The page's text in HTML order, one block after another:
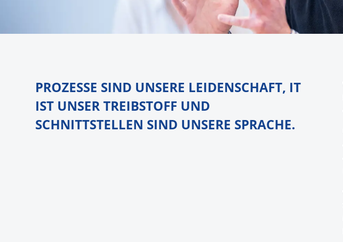
PROZESSE SIND UNSERE LEIDENSCHAFT, IT
IST UNSER TREIBSTOFF UND
SCHNITTSTELLEN SIND UNSERE SPRACHE.